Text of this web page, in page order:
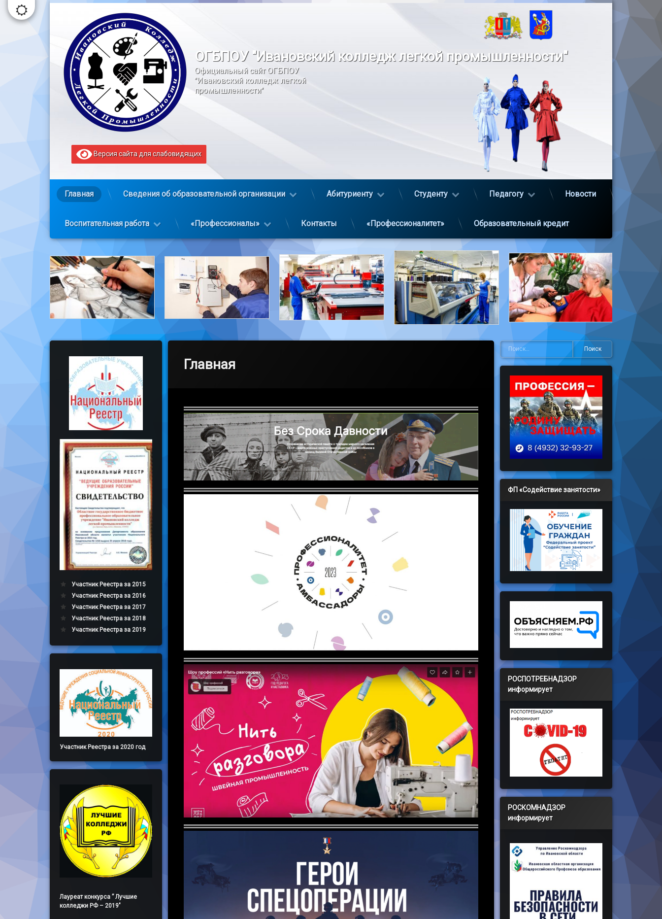
Перейти
содержимому
ОГБПОУ "Ивановский колледж легкой промышленности"
Официальный сайт ОГБПОУ
"Ивановский колледж легкой
промышленности"
Версия сайта для слабовидящих
Главная Сведения об образовательной организации Абитуриенту Студенту Педагогу Новости
Воспитательная работа «Профессионалы» Контакты «Профессионалитет» Образовательный кредит
Главная
Участник Реестра за 2015
Участник Реестра за 2016
Участник Реестра за 2017
Участник Реестра за 2018
Участник Реестра за 2019
Участник Реестра за 2020 год
Лауреат конкурса ” Лучшие
колледжи РФ – 2019″
Найти:
ФП «Содействие занятости»
РОСПОТРЕБНАДЗОР
информирует
РОСКОМНАДЗОР
информирует